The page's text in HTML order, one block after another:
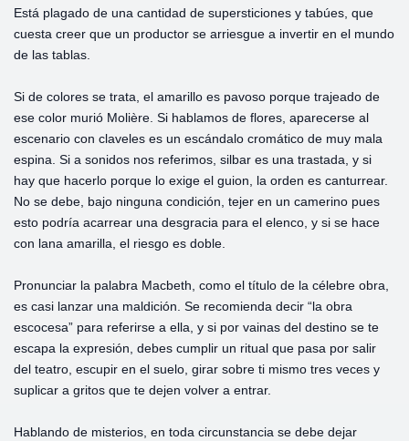
Está plagado de una cantidad de supersticiones y tabúes, que
cuesta creer que un productor se arriesgue a invertir en el mundo
de las tablas.
Si de colores se trata, el amarillo es pavoso porque trajeado de
ese color murió Molière. Si hablamos de flores, aparecerse al
escenario con claveles es un escándalo cromático de muy mala
espina. Si a sonidos nos referimos, silbar es una trastada, y si
hay que hacerlo porque lo exige el guion, la orden es canturrear.
No se debe, bajo ninguna condición, tejer en un camerino pues
esto podría acarrear una desgracia para el elenco, y si se hace
con lana amarilla, el riesgo es doble.
Pronunciar la palabra Macbeth, como el título de la célebre obra,
es casi lanzar una maldición. Se recomienda decir “la obra
escocesa” para referirse a ella, y si por vainas del destino se te
escapa la expresión, debes cumplir un ritual que pasa por salir
del teatro, escupir en el suelo, girar sobre ti mismo tres veces y
suplicar a gritos que te dejen volver a entrar.
Hablando de misterios, en toda circunstancia se debe dejar